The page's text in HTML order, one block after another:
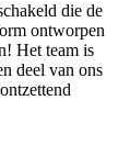
die de
ontworpen
Het team is
deel van ons